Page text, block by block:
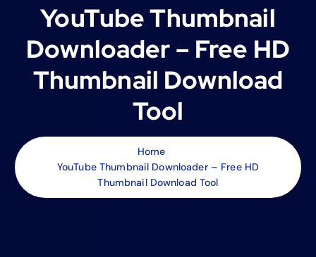
YouTube Thumbnail
Downloader – Free HD
Thumbnail Download
Tool
Home
YouTube Thumbnail Downloader – Free HD
Thumbnail Download Tool